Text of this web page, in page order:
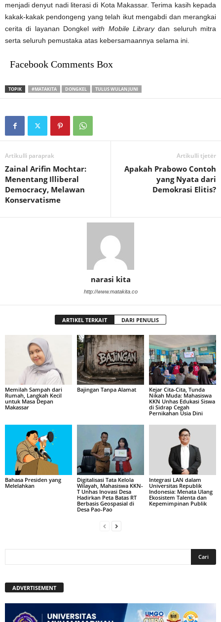
menjadi denyut nadi literasi di Kota Makassar. Terima kasih kepada
kakak-kakak pendongeng yang telah ikut mengabdi dan merangkai
cerita di layanan Dongkelwith Mobile Librarydan seluruh mitra
serta seluruh pemustaka atas kebersamaannya selama ini.
Facebook Comments Box
TOPIK #MATAKITA DONGKEL TULUS WULAN JUNI
Artikulli paraprak
Zainal Arifin Mochtar:
Menentang Illiberal
Democracy, Melawan
Konservatisme
Artikulli tjetër
Apakah Prabowo Contoh
yang Nyata dari
Demokrasi Elitis?
narasi kita
http://www.matakita.co
ARTIKEL TERKAIT DARI PENULIS
Memilah Sampah dari
Rumah, Langkah Kecil
untuk Masa Depan
Makassar
Bajingan Tanpa Alamat
Kejar Cita-Cita, Tunda
Nikah Muda: Mahasiswa
KKN Unhas Edukasi Siswa
di Sidrap Cegah
Pernikahan Usia Dini
Bahasa Presiden yang
Melelahkan
Digitalisasi Tata Kelola
Wilayah, Mahasiswa KKN-
T Unhas Inovasi Desa
Hadirkan Peta Batas RT
Berbasis Geospasial di
Desa Pao-Pao
Integrasi LAN dalam
Universitas Republik
Indonesia: Menata Ulang
Ekosistem Talenta dan
Kepemimpinan Publik
ADVERTISEMENT